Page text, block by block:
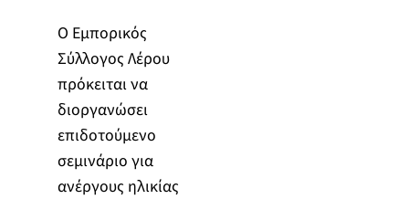
Ο Εμπορικός
Σύλλογος Λέρου
πρόκειται να
διοργανώσει
επιδοτούμενο
σεμινάριο για
ανέργους ηλικίας